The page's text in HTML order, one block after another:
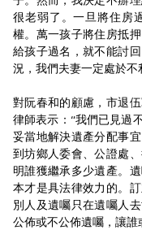
很老弱了。一旦將住房
權。萬一孩子將住房抵
給孩子過名，就不能討
況，我們夫妻一定處於不
對阮春和的顧慮，市退
律師表示：“我們已見過
妥當地解決遺產分配事
到坊鄉人委會、公證處
明誰獲繼承多少遺產。
本才是具法律效力的。
別人及遺囑只在遺囑人
公佈或不公佈遺囑，讓